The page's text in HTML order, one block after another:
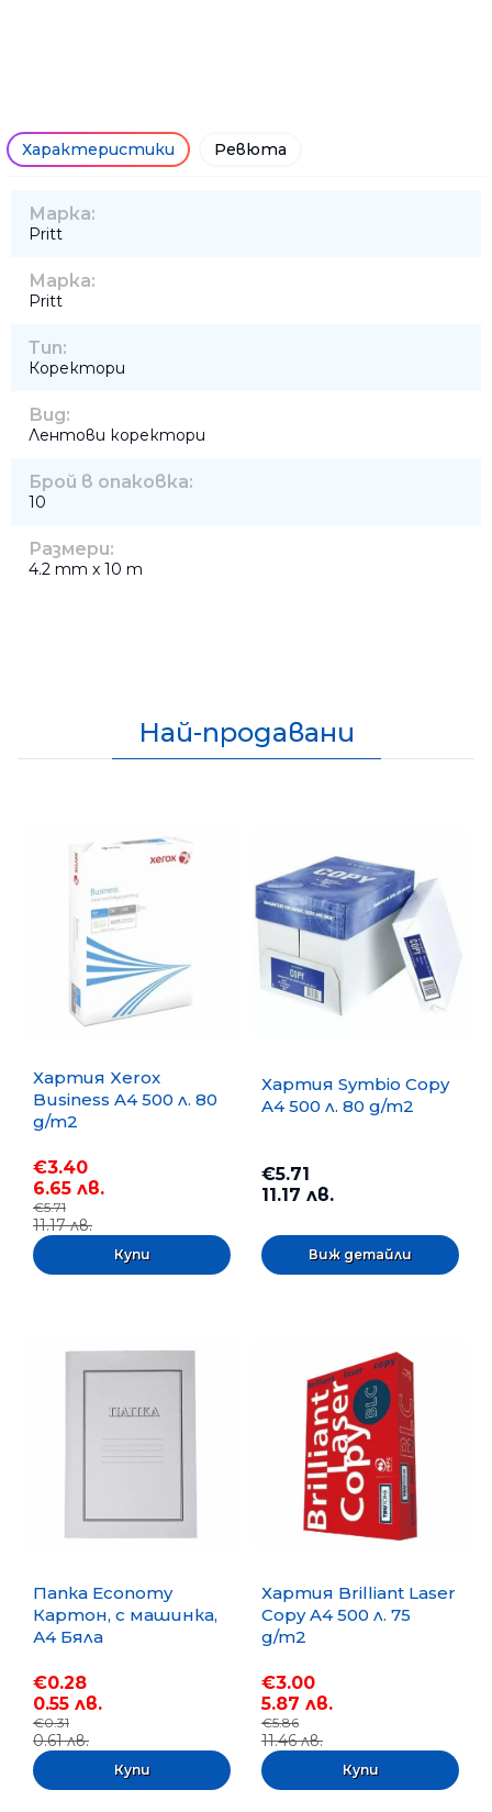
Характеристики Ревюта
Марка:
Pritt
Марка:
Pritt
Тип:
Коректори
Вид:
Лентови коректори
Брой в опаковка:
10
Размери:
4.2 mm x 10 m
Най-продавани
Хартия Xerox
Business A4 500 л. 80
g/m2
€3.40
6.65 лв.
€5.71
11.17 лв.
Хартия Symbio Copy
A4 500 л. 80 g/m2
€5.71
11.17 лв.
Виж детайли
Папка Economy
Картон, с машинка,
А4 Бяла
€0.28
0.55 лв.
€0.31
0.61 лв.
Хартия Brilliant Laser
Copy A4 500 л. 75
g/m2
€3.00
5.87 лв.
€5.86
11.46 лв.